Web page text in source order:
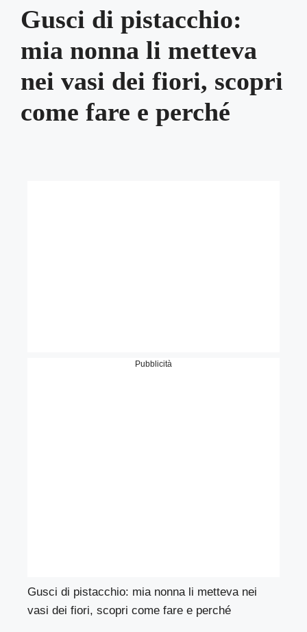
Gusci di pistacchio:
mia nonna li metteva
nei vasi dei fiori, scopri
come fare e perché
Pubblicità
Gusci di pistacchio: mia nonna li metteva nei
vasi dei fiori, scopri come fare e perché